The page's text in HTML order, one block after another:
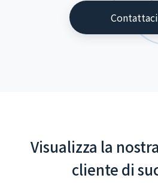
Contattaci
Visualizza la
cliente di